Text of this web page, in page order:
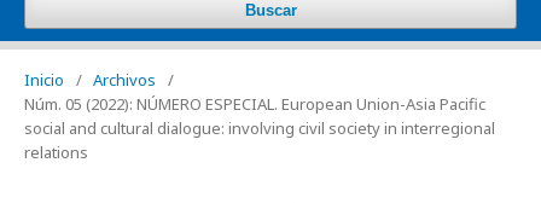
Buscar
Inicio / Archivos
/
Núm. 05 (2022): NÚMERO ESPECIAL. European Union-Asia Pacific
social and cultural dialogue: involving civil society in interregional
relations